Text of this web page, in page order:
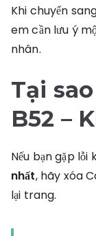
Khi chuyển
em cần lưu ý
nhân.
Tại
B52 –
Nếu bạn gặp
nhất, hãy xóa
lại trang.